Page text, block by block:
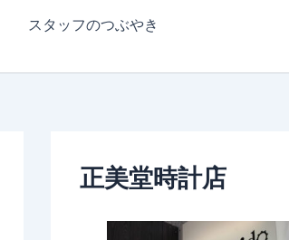
スタッフのつぶやき
正美堂時計店